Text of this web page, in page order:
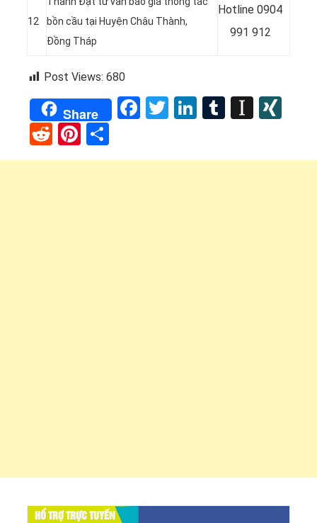
12
bồn cầu tại Huyện Châu Thành,
Đồng Tháp
Hotline 0904
991 912
Post Views: 680
Share Facebook
TwitterLinkedIn
Tumblr
RedditPinterest
HỔ TRỢ TRỰC TUYẾN